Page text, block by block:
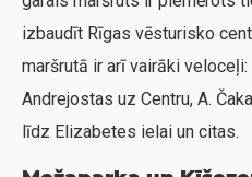
izbaudīt Rīgas vēsturisko
maršrutā ir arī vairāki
Andrejostas uz Centru, A.
līdz Elizabetes ielai un citas.